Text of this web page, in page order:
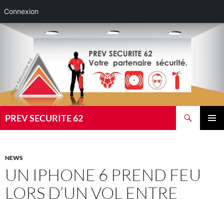
Connexion
Aller
PREV SECURITE 62
NEWS
UN IPHONE 6 PREND FEU
LORS D’UN VOL ENTRE